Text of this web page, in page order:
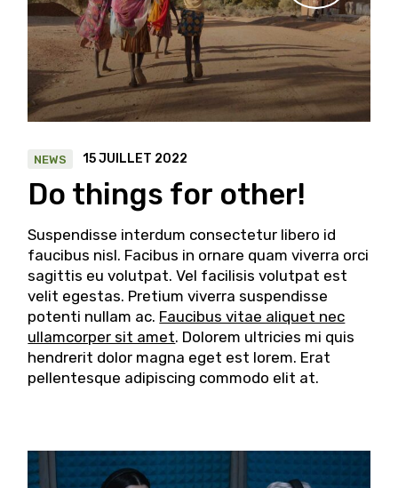
NEWS 15 JUILLET 2022
Do things for other!
Suspendisse interdum consectetur libero id
faucibus nisl. Facibus in ornare quam viverra orci
sagittis eu volutpat. Vel facilisis volutpat est
velit egestas. Pretium viverra suspendisse
potenti nullam ac. Faucibus vitae aliquet nec
ullamcorper sit amet. Dolorem ultricies mi quis
hendrerit dolor magna eget est lorem. Erat
pellentesque adipiscing commodo elit at.